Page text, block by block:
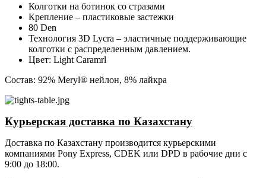
Колготки на ботинок со стразами
Крепление – пластиковые застежки
80 Den
Технология 3D Lycra – эластичные поддерживающие
колготки с распределенным давлением.
Цвет: Light Caramrl
Состав: 92% Meryl® нейлон, 8% лайкра
Курьерская доставка по Казахстану
Доставка по Казахстану производится курьерскими
компаниями Pony Express, CDEK или DPD в рабочие дни с
9:00 до 18:00.